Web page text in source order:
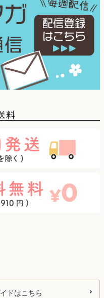
料
ドはこちら